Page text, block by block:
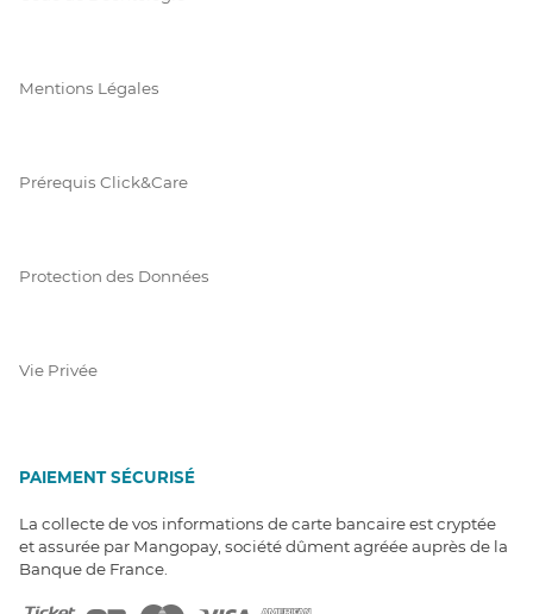
Mentions Légales
Prérequis Click&Care
Protection des Données
Vie Privée
PAIEMENT SÉCURISÉ
La collecte de vos informations de carte bancaire est cryptée
et assurée par Mangopay, société dûment agréée auprès de la
Banque de France.